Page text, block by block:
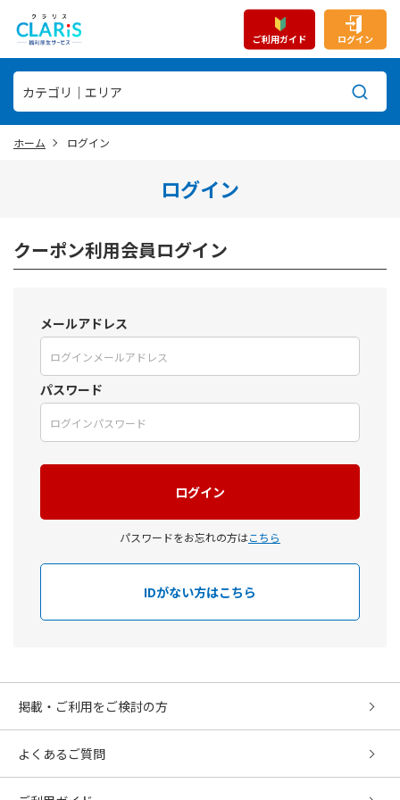
ご利用ガイド ログイン
ホーム ログイン
ログイン
クーポン利用会員ログイン
メールアドレス
パスワード
パスワードをお忘れの方はこちら
IDがない方はこちら
掲載・ご利用をご検討の方
よくあるご質問